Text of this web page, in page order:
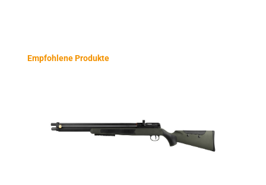
Produktgalerie überspringen
Empfohlene Produkte